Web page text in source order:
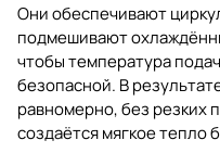
Они обеспечивают
подмешивают
чтобы температура
безопасной. В
равномерно, без резких
создаётся мягкое тепло